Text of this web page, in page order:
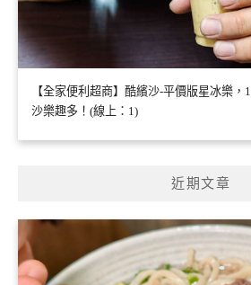
【全家便利超商】酷繽沙-平價版星冰樂
沙樂趣多！(線上：1)
近期文章